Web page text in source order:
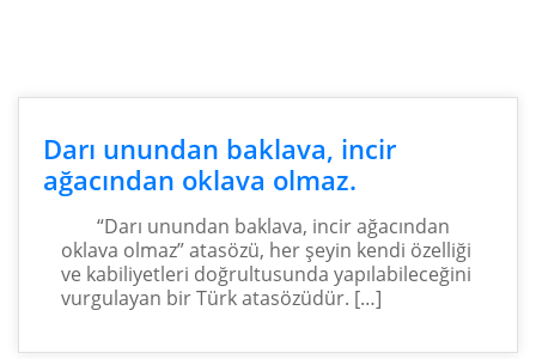
Darı unundan baklava, incir
ağacından oklava olmaz.
“Darı unundan baklava, incir ağacından
oklava olmaz” atasözü, her şeyin kendi özelliği
ve kabiliyetleri doğrultusunda yapılabileceğini
vurgulayan bir Türk atasözüdür. […]